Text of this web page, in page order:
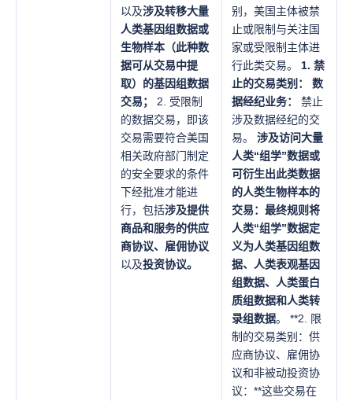
以及涉及转移大量
人类基因组数据或
生物样本（此种数
据可从交易中提
取）的基因组数据
交易；
2. 受限制
的数据交易，即该
交易需要符合美国
相关政府部门制定
的安全要求的条件
下经批准才能进
行，包括涉及提供
商品和服务的供应
商协议、雇佣协议
以及投资协议。
别，美国主体被禁
止或限制与关注国
家或受限制主体进
行此类交易。 1. 禁
止的交易类别： 数
据经纪业务：
禁止
涉及数据经纪的交
易。 涉及访问大量
人类“组学”数据或
可衍生出此类数据
的人类生物样本的
交易： 最终规则将
人类“组学”数据定
义为人类基因组数
据、人类表观基因
组数据、人类蛋白
质组数据和人类转
录组数据。 **2. 限
制的交易类别：供
应商协议、雇佣协
议和非被动投资协
议：**这些交易在